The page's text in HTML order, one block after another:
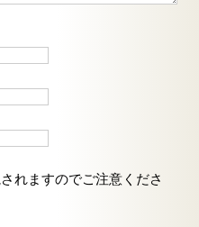
れますのでご注意くださ